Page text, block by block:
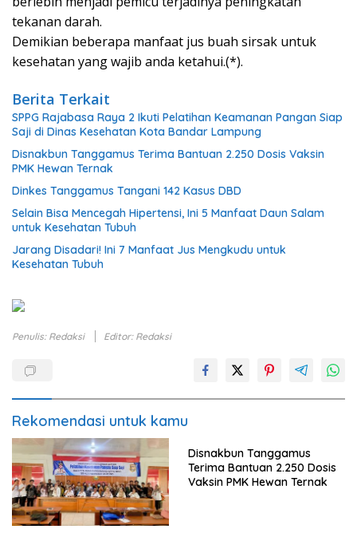
tekanan darah.
Demikian beberapa manfaat jus buah sirsak untuk
kesehatan yang wajib anda ketahui.(*).
Berita Terkait
SPPG Rajabasa Raya 2 Ikuti Pelatihan Keamanan Pangan Siap
Saji di Dinas Kesehatan Kota Bandar Lampung
Disnakbun Tanggamus Terima Bantuan 2.250 Dosis Vaksin
PMK Hewan Ternak
Dinkes Tanggamus Tangani 142 Kasus DBD
Selain Bisa Mencegah Hipertensi, Ini 5 Manfaat Daun Salam
untuk Kesehatan Tubuh
Jarang Disadari! Ini 7 Manfaat Jus Mengkudu untuk
Kesehatan Tubuh
Penulis: Redaksi Editor: Redaksi
Rekomendasi untuk kamu
Disnakbun Tanggamus
Terima Bantuan 2.250 Dosis
Vaksin PMK Hewan Ternak